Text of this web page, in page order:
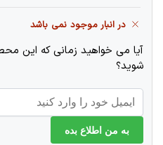
در انبار موجود نمی باشد
آیا می خواهید زمانی که این
شوید؟
به من اطلاع بده